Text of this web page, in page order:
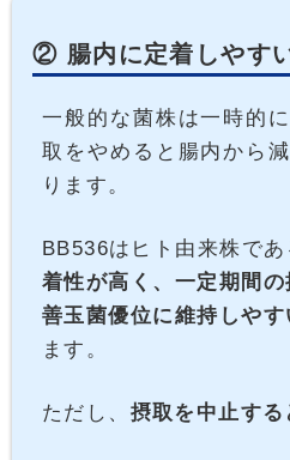
② 腸内に定着しやす
一般的な菌株は一時的
取をやめると腸内から
ります。
BB536はヒト由来株であ
着性が高く、一定期間
善玉菌優位に維持しやす
ます。
ただし、 摂取を中止す